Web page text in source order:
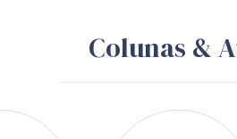
Colunas &